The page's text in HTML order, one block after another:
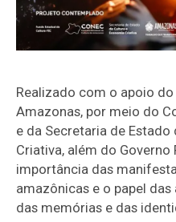
Realizado com o apoio
Amazonas, por meio do
e da Secretaria de Estado
Criativa, além do
importância das
amazônicas e o papel
das memórias e das